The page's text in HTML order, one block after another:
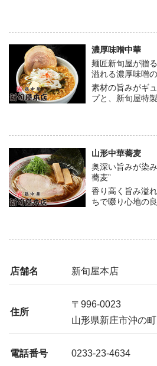
とした喉越しに
濃厚味噌中華
麺匠新旬屋が贈
溢れる濃厚味噌
素材の旨みがギ
プと、新旬屋特
山形中華蕎麦
奥深い旨みが染
蕎麦”
香り高く旨み溢
ちで啜り心地の
んわり染み渡る
店舗名 新旬屋本店
住所
〒996-0023
山形県新庄市沖の
電話番号 0233-23-4634